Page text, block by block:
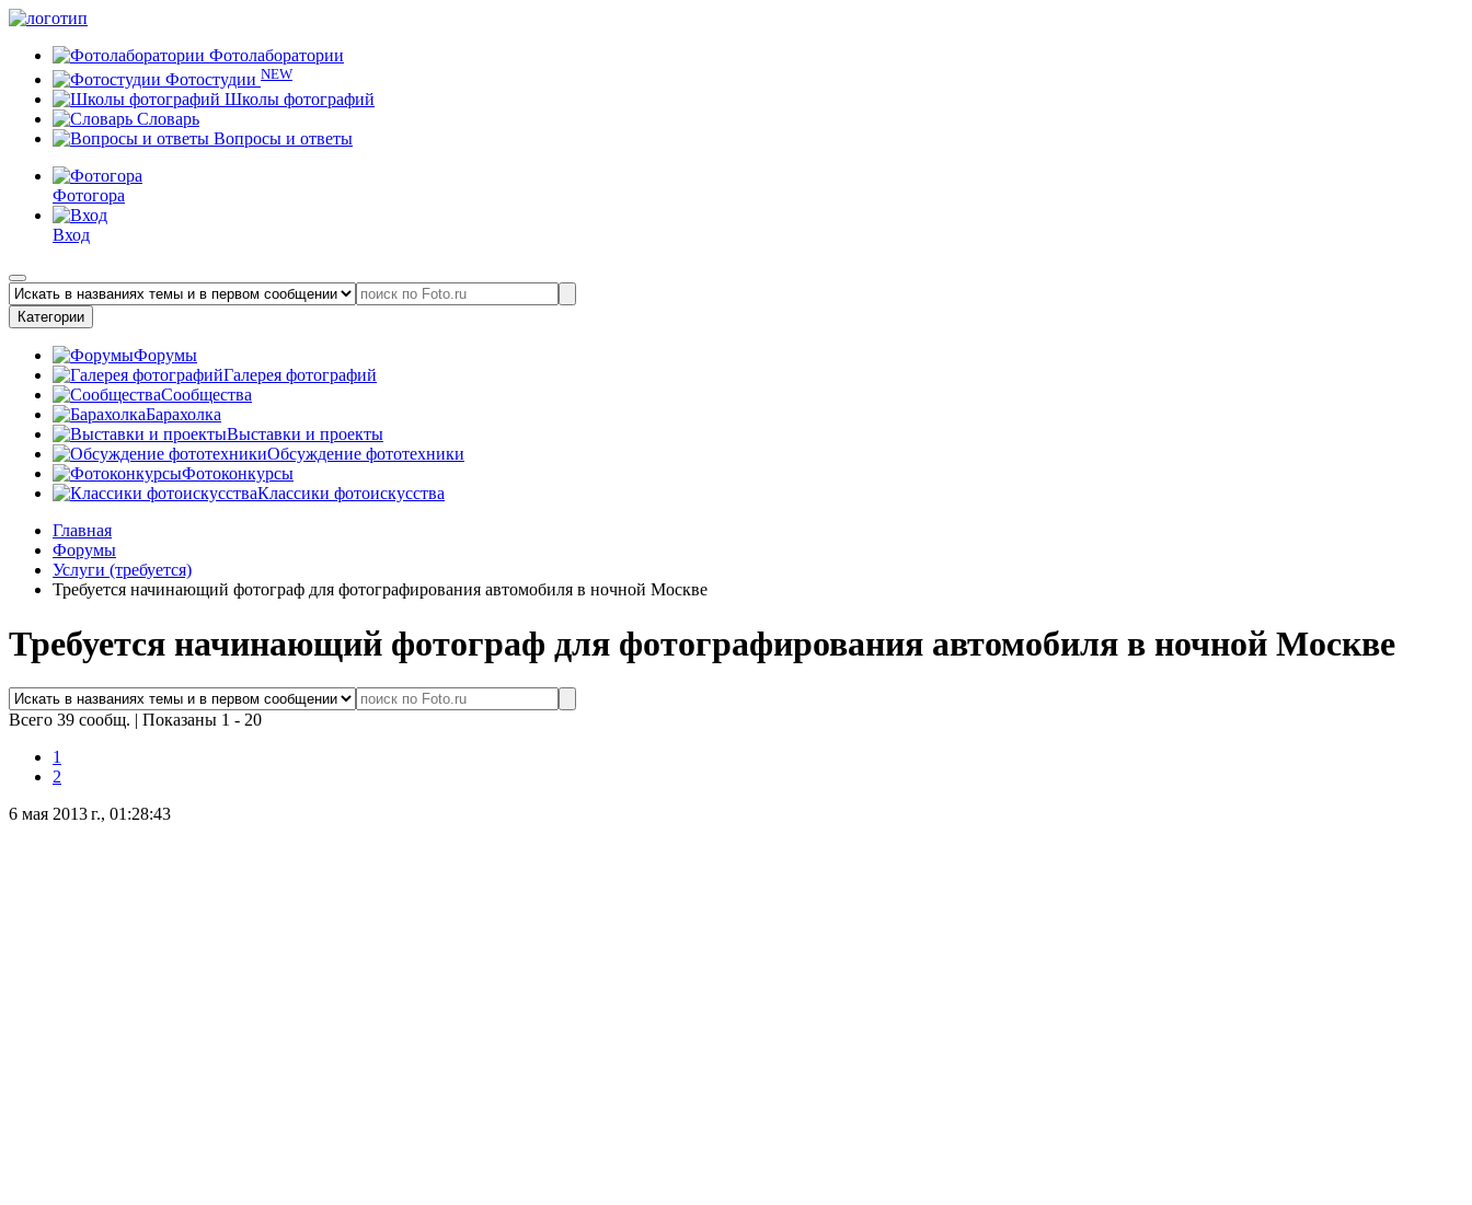
Фотолаборатории
Фотостудии NEW
Школы фотографий
Словарь
Вопросы и ответы
Фотогора
Вход
Категории
Форумы
Галерея фотографий
Сообщества
Барахолка
Выставки и проекты
Обсуждение фототехники
Фотоконкурсы
Классики фотоискусства
Главная
Форумы
Услуги (требуется)
Требуется начинающий фотограф для фотографирования автомобиля в ночной Москве
Требуется начинающий фотограф для фотографирования автомобиля в ночной Москве
Всего 39 сообщ. | Показаны 1 - 20
1
2
6 мая 2013 г., 01:28:43